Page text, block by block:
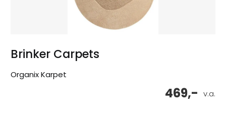
Brinker Carpets
Organix Karpet
v.a.
469,-